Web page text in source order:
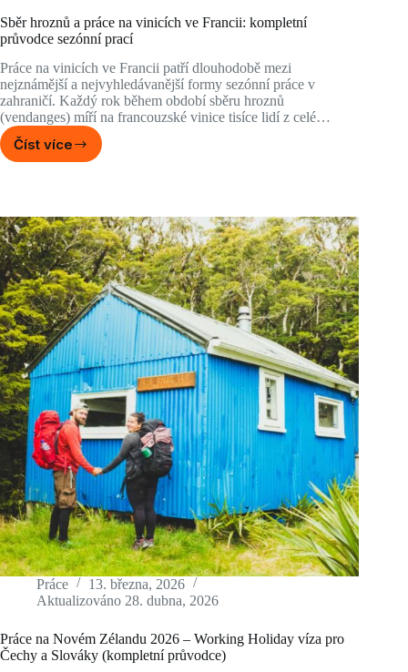
Sběr hroznů a práce na vinicích ve Francii: kompletní
průvodce sezónní prací
Práce na vinicích ve Francii patří dlouhodobě mezi
nejznámější a nejvyhledávanější formy sezónní práce v
zahraničí. Každý rok během období sběru hroznů
(vendanges) míří na francouzské vinice tisíce lidí z celé…
Číst více
Sběr
na
vinicích
ve
Francii:
kompletní
průvodce
sezónní
prací
Práce
13. března, 2026
Aktualizováno 28. dubna, 2026
Práce na Novém Zélandu 2026 – Working Holiday víza pro
Čechy a Slováky (kompletní průvodce)